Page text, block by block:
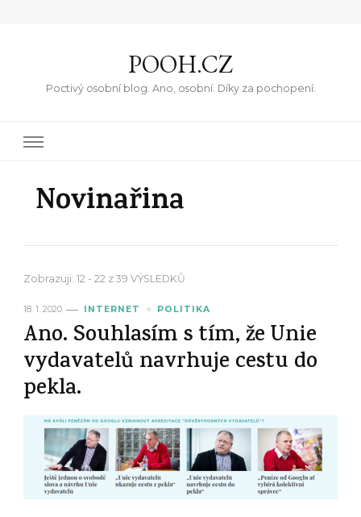
POOH.CZ
Poctivý osobní blog. Ano, osobní. Díky za pochopení.
Novinařina
Zobrazuji: 12 - 22 z 39 VÝSLEDKŮ
18. 1. 2020 INTERNET POLITIKA
Ano. Souhlasím s tím, že Unie
vydavatelů navrhuje cestu do
pekla.